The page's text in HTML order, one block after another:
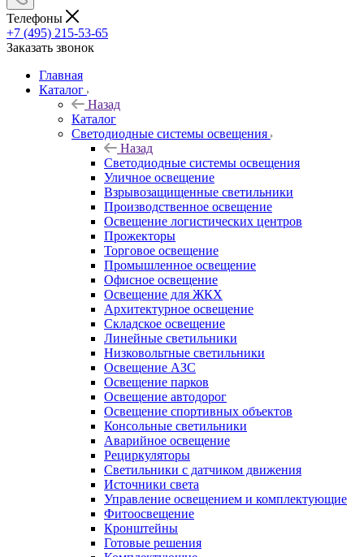
Телефоны
+7 (495) 215-53-65
Заказать звонок
Главная
Каталог
Назад
Каталог
Светодиодные системы освещения
Назад
Светодиодные системы освещения
Уличное освещение
Взрывозащищенные светильники
Производственное освещение
Освещение логистических центров
Прожекторы
Торговое освещение
Промышленное освещение
Офисное освещение
Освещение для ЖКХ
Архитектурное освещение
Складское освещение
Линейные светильники
Низковольтные светильники
Освещение АЗС
Освещение парков
Освещение автодорог
Освещение спортивных объектов
Консольные светильники
Аварийное освещение
Рециркуляторы
Светильники с датчиком движения
Источники света
Управление освещением и комплектующие
Фитоосвещение
Кронштейны
Готовые решения